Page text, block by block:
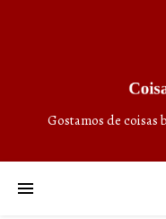
Gostamos de coisas